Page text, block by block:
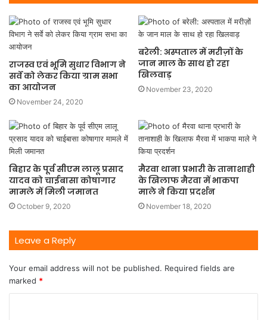
राजस्व एवं भूमि सुधार विभाग ने
सर्वे को लेकर किया ग्राम सभा
का आयोजन
November 24, 2020
बरेली: अस्पताल में मरीज़ों के
जान माल के साथ हो रहा
खिलवाड़
November 23, 2020
बिहार के पूर्व सीएम लालू प्रसाद
यादव को चाईबासा कोषागार
मामले में मिली जमानत
October 9, 2020
मैरवा थाना प्रभारी के तानाशाही
के खिलाफ मैरवा में भाकपा
माले ने किया प्रदर्शन
November 18, 2020
Leave a Reply
Your email address will not be published. Required fields are
marked *